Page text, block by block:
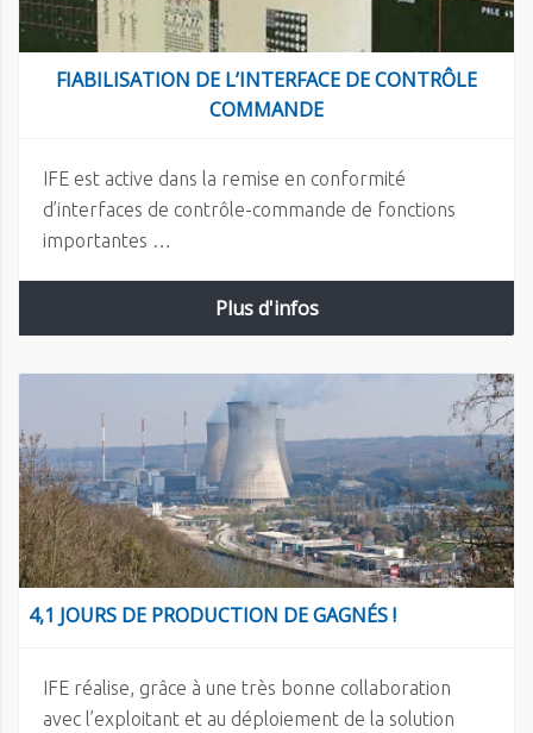
FIABILISATION DE L’INTERFACE DE CONTRÔLE
COMMANDE
IFE est active dans la remise en conformité
d’interfaces de contrôle-commande de fonctions
importantes …
Plus d'infos
4,1 JOURS DE PRODUCTION DE GAGNÉS !
IFE réalise, grâce à une très bonne collaboration
avec l’exploitant et au déploiement de la solution